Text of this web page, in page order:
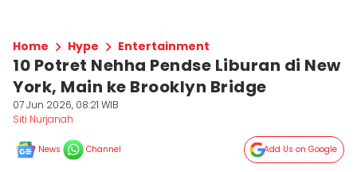
Home Hype Entertainment
10 Potret Nehha Pendse Liburan di New
York, Main ke Brooklyn Bridge
07 Jun 2026, 08:21 WIB
Siti Nurjanah
News Channel Add Us on Google